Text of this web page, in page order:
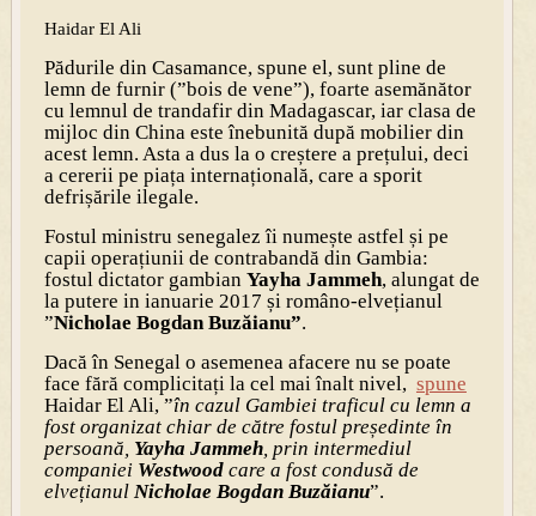
Haidar El Ali
Pădurile din Casamance, spune el, sunt pline de
lemn de furnir (”bois de vene”), foarte asemănător
cu lemnul de trandafir din Madagascar, iar clasa de
mijloc din China este înebunită după mobilier din
acest lemn. Asta a dus la o creștere a prețului, deci
a cererii pe piața internațională, care a sporit
defrișările ilegale.
Fostul ministru senegalez îi numește astfel și pe
capii operațiunii de contrabandă din Gambia:
fostul dictator gambian Yayha Jammeh, alungat de
la putere in ianuarie 2017 și româno-elvețianul
”Nicholae Bogdan Buzăianu”.
Dacă în Senegal o asemenea afacere nu se poate
face fără complicitați la cel mai înalt nivel, spune
Haidar El Ali, ”în cazul Gambiei traficul cu lemn a
fost organizat chiar de către fostul președinte în
persoană, Yayha Jammeh, prin intermediul
companiei Westwoodcare a fost condusă de
elvețianul Nicholae Bogdan Buzăianu”.